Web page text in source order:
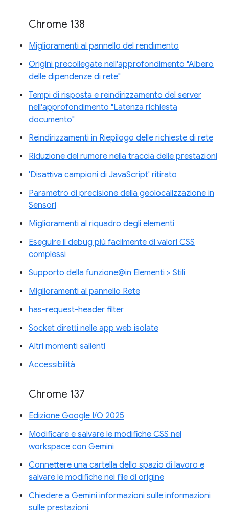
Chrome 138
Miglioramenti al pannello del rendimento
Origini precollegate nell'approfondimento "Albero
delle dipendenze di rete"
Tempi di risposta e reindirizzamento del server
nell'approfondimento "Latenza richiesta
documento"
Reindirizzamenti in Riepilogo delle richieste di rete
Riduzione del rumore nella traccia delle prestazioni
'Disattiva campioni di JavaScript' ritirato
Parametro di precisione della geolocalizzazione in
Sensori
Miglioramenti al riquadro degli elementi
Eseguire il debug più facilmente di valori CSS
complessi
Supporto della funzione@in Elementi > Stili
Miglioramenti al pannello Rete
has-request-header filter
Socket diretti nelle app web isolate
Altri momenti salienti
Accessibilità
Chrome 137
Edizione Google I/O 2025
Modificare e salvare le modifiche CSS nel
workspace con Gemini
Connettere una cartella dello spazio di lavoro e
salvare le modifiche nei file di origine
Chiedere a Gemini informazioni sulle informazioni
sulle prestazioni